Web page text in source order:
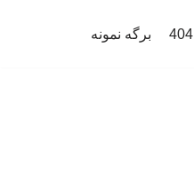
404 برگه نمونه